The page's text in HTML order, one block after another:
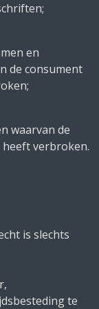
en
de consument
waarvan de
verbroken.
is slechts
te